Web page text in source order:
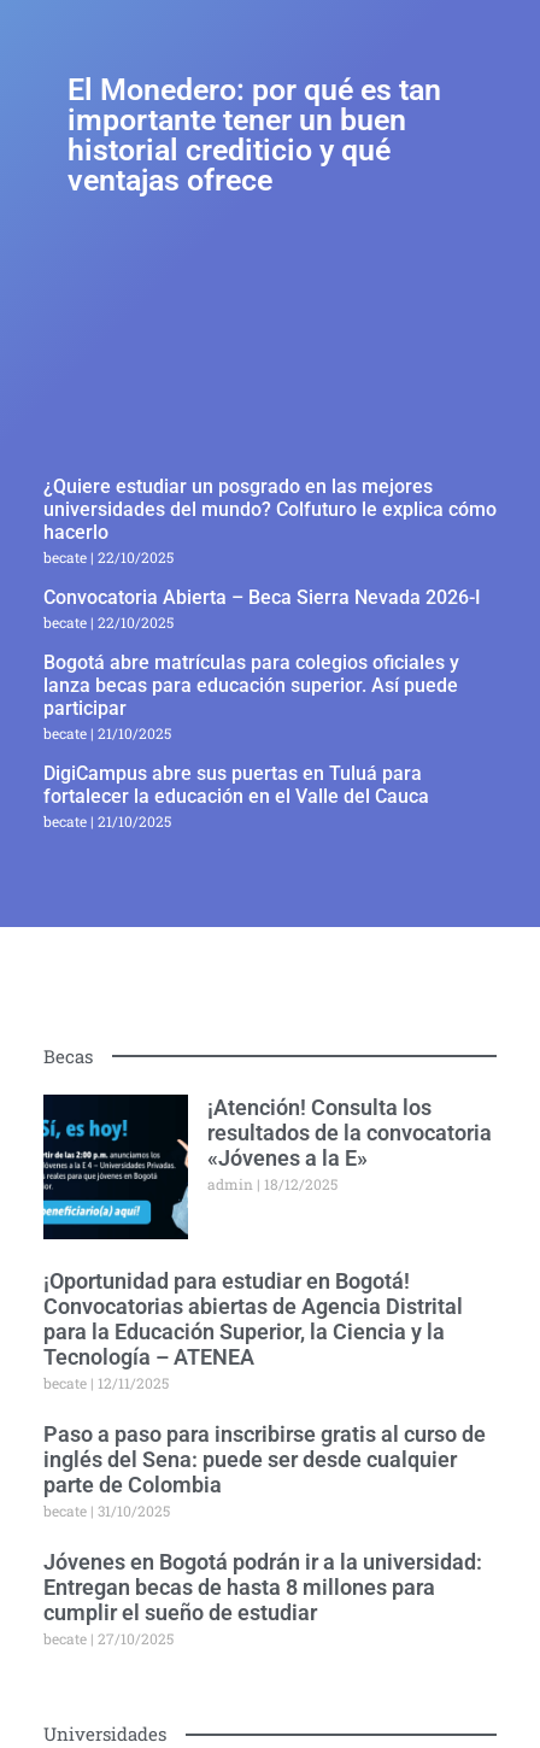
El Monedero: por qué es tan
importante tener un buen
historial crediticio y qué
ventajas ofrece
¿Quiere estudiar un posgrado en las mejores
universidades del mundo? Colfuturo le explica cómo
hacerlo
becate 22/10/2025
Convocatoria Abierta – Beca Sierra Nevada 2026-I
becate 22/10/2025
Bogotá abre matrículas para colegios oficiales y
lanza becas para educación superior. Así puede
participar
becate 21/10/2025
DigiCampus abre sus puertas en Tuluá para
fortalecer la educación en el Valle del Cauca
becate 21/10/2025
Becas
¡Atención! Consulta los
resultados de la convocatoria
«Jóvenes a la E»
admin 18/12/2025
¡Oportunidad para estudiar en Bogotá!
Convocatorias abiertas de Agencia Distrital
para la Educación Superior, la Ciencia y la
Tecnología – ATENEA
becate 12/11/2025
Paso a paso para inscribirse gratis al curso de
inglés del Sena: puede ser desde cualquier
parte de Colombia
becate 31/10/2025
Jóvenes en Bogotá podrán ir a la universidad:
Entregan becas de hasta 8 millones para
cumplir el sueño de estudiar
becate 27/10/2025
Universidades